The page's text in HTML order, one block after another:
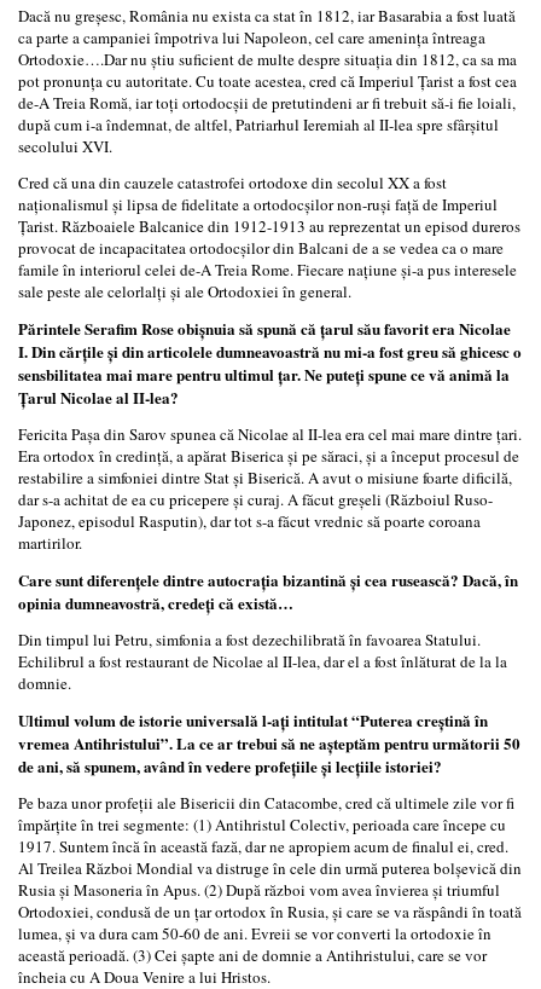
Dacă nu greșesc, România nu exista ca stat în 1812, iar Basarabia a fost luată
ca parte a campaniei împotriva lui Napoleon, cel care amenința întreaga
Ortodoxie….Dar nu știu suficient de multe despre situația din 1812, ca sa ma
pot pronunța cu autoritate. Cu toate acestea, cred că Imperiul Țarist a fost cea
de-A Treia Romă, iar toți ortodocșii de pretutindeni ar fi trebuit să-i fie loiali,
după cum i-a îndemnat, de altfel, Patriarhul Ieremiah al II-lea spre sfârșitul
secolului XVI.
Cred că una din cauzele catastrofei ortodoxe din secolul XX a fost
naționalismul și lipsa de fidelitate a ortodocșilor non-ruși față de Imperiul
Țarist. Războaiele Balcanice din 1912-1913 au reprezentat un episod dureros
provocat de incapacitatea ortodocșilor din Balcani de a se vedea ca o mare
famile în interiorul celei de-A Treia Rome. Fiecare națiune și-a pus interesele
sale peste ale celorlalți și ale Ortodoxiei în general.
Părintele Serafim Rose obișnuia să spună că țarul său favorit era Nicolae
I. Din cărțile și din articolele dumneavoastră nu mi-a fost greu să ghicesc o
sensbilitatea mai mare pentru ultimul țar. Ne puteți spune ce vă animă la
Țarul Nicolae al II-lea?
Fericita Pașa din Sarov spunea că Nicolae al II-lea era cel mai mare dintre țari.
Era ortodox în credință, a apărat Biserica și pe săraci, și a început procesul de
restabilire a simfoniei dintre Stat și Biserică. A avut o misiune foarte dificilă,
dar s-a achitat de ea cu pricepere și curaj. A făcut greșeli (Războiul Ruso-
Japonez, episodul Rasputin), dar tot s-a făcut vrednic să poarte coroana
martirilor.
Care sunt diferențele dintre autocrația bizantină și cea rusească? Dacă, în
opinia dumneavostră, credeți că există…
Din timpul lui Petru, simfonia a fost dezechilibrată în favoarea Statului.
Echilibrul a fost restaurant de Nicolae al II-lea, dar el a fost înlăturat de la la
domnie.
Ultimul volum de istorie universală l-ați intitulat “Puterea creștină în
vremea Antihristului”. La ce ar trebui să ne așteptăm pentru următorii 50
de ani, să spunem, având în vedere profețiile și lecțiile istoriei?
Pe baza unor profeții ale Bisericii din Catacombe, cred că ultimele zile vor fi
împărțite în trei segmente: (1) Antihristul Colectiv, perioada care începe cu
1917. Suntem încă în această fază, dar ne apropiem acum de finalul ei, cred.
Al Treilea Război Mondial va distruge în cele din urmă puterea bolșevică din
Rusia și Masoneria în Apus. (2) După război vom avea învierea și triumful
Ortodoxiei, condusă de un țar ortodox în Rusia, și care se va răspândi în toată
lumea, și va dura cam 50-60 de ani. Evreii se vor converti la ortodoxie în
această perioadă. (3) Cei șapte ani de domnie a Antihristului, care se vor
încheia cu A Doua Venire a lui Hristos.